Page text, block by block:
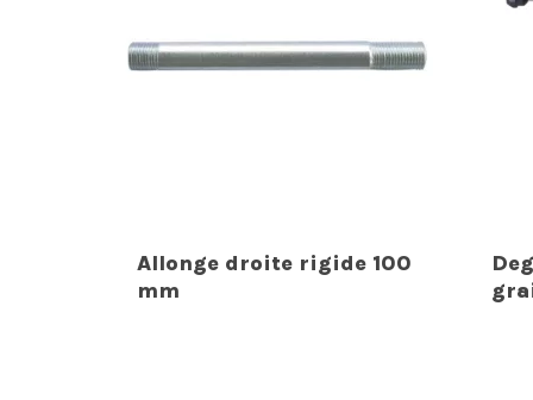
Allonge droite rigide 100
mm